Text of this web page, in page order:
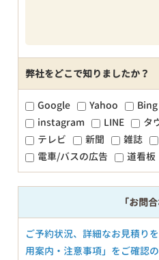
弊社をどこで知りましたか？
Google Yahoo Bing
instagram
LINE タ
テレビ
新聞 雑誌
電車/バスの広告
道看板
「お問
ご予約状況、詳細なお見積り
用案内・注意事項」をご確認